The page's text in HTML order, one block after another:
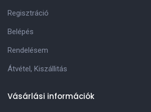
Regisztráció
Belépés
Rendelésem
Átvétel, Kiszállitás
Vásárlási információk